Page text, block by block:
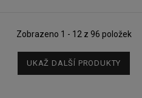
Zobrazeno 1 - 12 z 96 položek
UKAŽ DALŠÍ PRODUKTY